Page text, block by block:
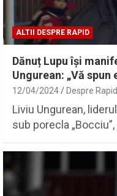
ALTII DESPRE RAPID
Dănuț Lupu își
Ungurean: „Vă
12/04/2024 Despre Rapid
Liviu Ungurean,
sub porecla